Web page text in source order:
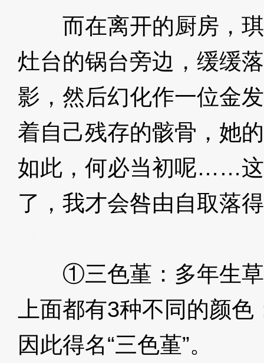
而在离开的厨房，琪
灶台的锅台旁边，缓缓
影，然后幻化作一位金
着自己残存的骸骨，她
如此，何必当初呢……
了，我才会咎由自取落
①三色堇：多年生草
上面都有3种不同的颜
因此得名“三色堇”。